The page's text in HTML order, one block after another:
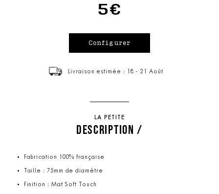
5€
Livraison estimée : 18 - 21 Août
LA PETITE
DESCRIPTION /
Fabrication 100% française
Taille : 75mm de diamètre
Finition : Mat Soft Touch